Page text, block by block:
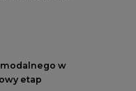
w
etap